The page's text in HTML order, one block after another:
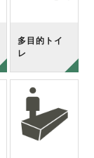
多目的トイ
レ